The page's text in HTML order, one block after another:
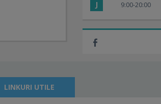
J 9:00-20:00
LINKURI UTILE